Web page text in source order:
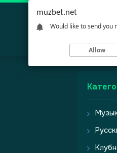
muzbet.net
Would like to send you
Allow